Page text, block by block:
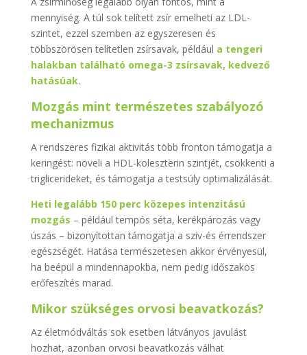
mennyiség. A túl sok telített zsír emelheti az LDL-
szintet, ezzel szemben az egyszeresen és
többszörösen telítetlen zsírsavak, például a tengeri
halakban található omega-3 zsírsavak, kedvező
hatásúak.
Mozgás mint természetes szabályozó
mechanizmus
A rendszeres fizikai aktivitás több fronton támogatja a
keringést: növeli a HDL-koleszterin szintjét, csökkenti a
triglicerideket, és támogatja a testsúly optimalizálását.
Heti legalább 150 perc közepes intenzitású
mozgás – például tempós séta, kerékpározás vagy
úszás – bizonyítottan támogatja a szív-és érrendszer
egészségét. Hatása természetesen akkor érvényesül,
ha beépül a mindennapokba, nem pedig időszakos
erőfeszítés marad.
Mikor szükséges orvosi beavatkozás?
Az életmódváltás sok esetben látványos javulást
hozhat, azonban orvosi beavatkozás válhat